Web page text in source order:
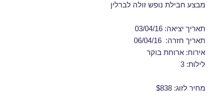
מבצע חבילת נופש זולה לברלין
תאריך יציאה: 03/04/16
תאריך חזרה: 06/04/16
אירוח: ארוחת בוקר
לילות: 3
מחיר לזוג: $838